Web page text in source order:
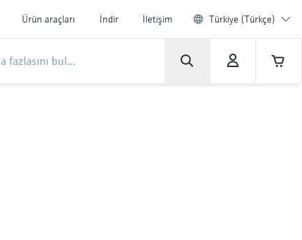
Ürün araçları İndir İletişim Türkiye (Türkçe)